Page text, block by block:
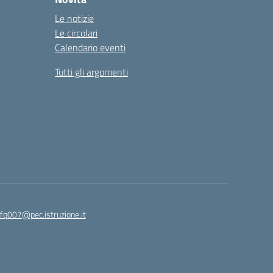
Le notizie
Le circolari
Calendario eventi
Tutti gli argomenti